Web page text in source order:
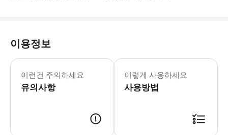
이용정보
이런건 주의하세요
유의사항
* 소요시간 : 60분 (옵션에 따라 소요
이렇게 사용하세요
사용방법